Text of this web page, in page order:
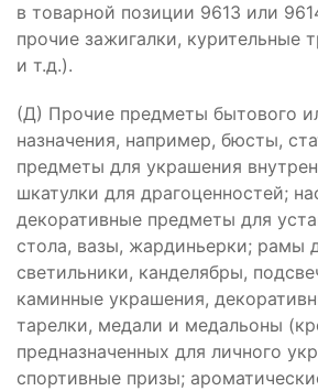
в товарной позиции 9613 или
прочие зажигалки, курительные
и т.д.).
(Д) Прочие предметы бытового
назначения, например, бюсты,
предметы для украшения
шкатулки для драгоценностей;
декоративные предметы для
стола, вазы, жардиньерки; рамы
светильники, канделябры,
каминные украшения,
тарелки, медали и медальоны
предназначенных для личного
спортивные призы;